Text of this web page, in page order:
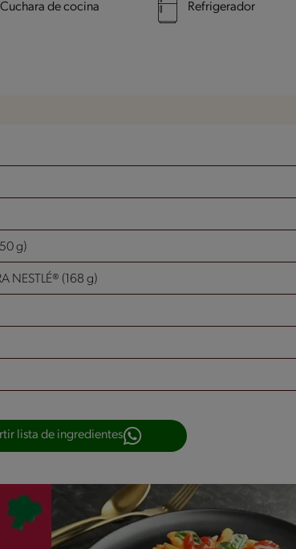
Cuchara de cocina Refrigerador
g)
NESTLÉ® (168 g)
lista de ingredientes